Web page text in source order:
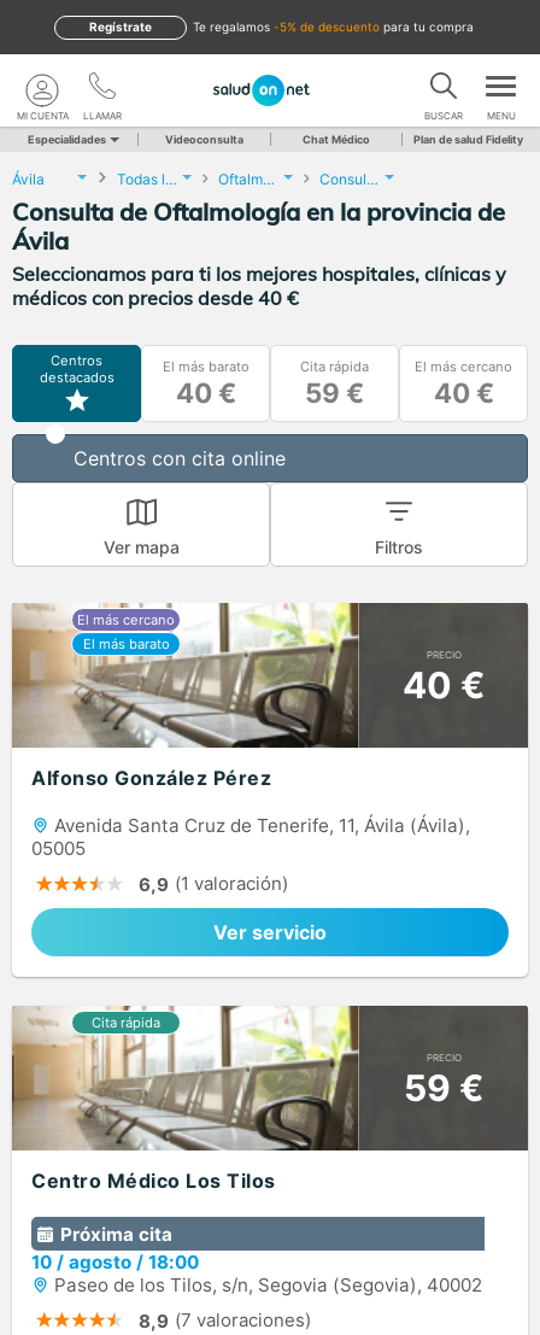
te regalamos -5% de descuento para tu compra
Regístrate
LLAMAR
MI CUENTA BUSCAR MENU
Especialidades Videoconsulta Chat Médico Plan de salud Fidelity
Ávila Todas las localidades Oftalmología Consulta de Oftalmología
Consulta de Oftalmología en la provincia de
Ávila
Seleccionamos para ti los mejores hospitales, clínicas y
médicos con precios desde 40 €
Centros
destacados
El más barato
40 €
Cita rápida
59 €
El más cercano
40 €
Centros con cita online
Ver mapa Filtros
PRECIO
40 €
Alfonso González Pérez
Avenida Santa Cruz de Tenerife, 11, Ávila (Ávila),
05005
6,9 (1 valoración)
Ver servicio
PRECIO
59 €
Centro Médico Los Tilos
Próxima cita
10 / agosto / 18:00
Paseo de los Tilos, s/n, Segovia (Segovia), 40002
8,9 (7 valoraciones)